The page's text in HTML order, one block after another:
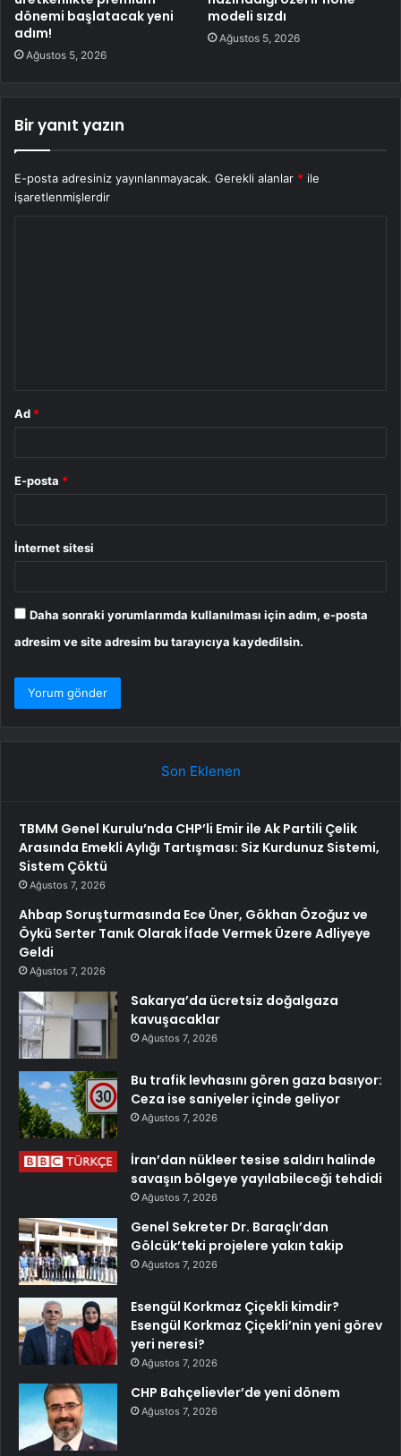
dönemi başlatacak yeni
adım!
Ağustos 5, 2026
modeli sızdı
Ağustos 5, 2026
Bir yanıt yazın
E-posta adresiniz yayınlanmayacak. Gerekli alanlar * ile
işaretlenmişlerdir
Ad *
E-posta *
İnternet sitesi
Daha sonraki yorumlarımda kullanılması için adım, e-posta
adresim ve site adresim bu tarayıcıya kaydedilsin.
Son Eklenen
TBMM Genel Kurulu’nda CHP’li Emir ile Ak Partili Çelik
Arasında Emekli Aylığı Tartışması: Siz Kurdunuz Sistemi,
Sistem Çöktü
Ağustos 7, 2026
Ahbap Soruşturmasında Ece Üner, Gökhan Özoğuz ve
Öykü Serter Tanık Olarak İfade Vermek Üzere Adliyeye
Geldi
Ağustos 7, 2026
Sakarya’da ücretsiz doğalgaza
kavuşacaklar
Ağustos 7, 2026
Bu trafik levhasını gören gaza basıyor:
Ceza ise saniyeler içinde geliyor
Ağustos 7, 2026
İran’dan nükleer tesise saldırı halinde
savaşın bölgeye yayılabileceği tehdidi
Ağustos 7, 2026
Genel Sekreter Dr. Baraçlı’dan
Gölcük’teki projelere yakın takip
Ağustos 7, 2026
Esengül Korkmaz Çiçekli kimdir?
Esengül Korkmaz Çiçekli’nin yeni görev
yeri neresi?
Ağustos 7, 2026
CHP Bahçelievler’de yeni dönem
Ağustos 7, 2026